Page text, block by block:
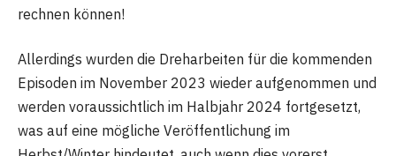
rechnen können!
Allerdings wurden die Dreharbeiten für die kommenden
Episoden im November 2023 wieder aufgenommen und
werden voraussichtlich im Halbjahr 2024 fortgesetzt,
was auf eine mögliche Veröffentlichung im